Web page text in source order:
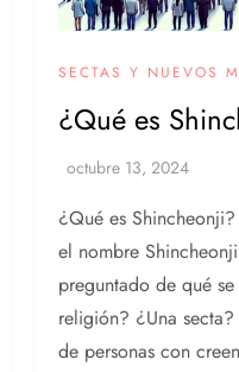
SECTAS Y NUEVOS
¿Qué es
¿Qué es
el nombre
preguntado de qué
religión? ¿Una
de personas con